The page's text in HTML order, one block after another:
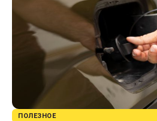
ПОЛЕЗНОЕ